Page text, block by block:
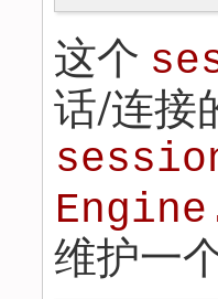
这个
话/连接
维护一